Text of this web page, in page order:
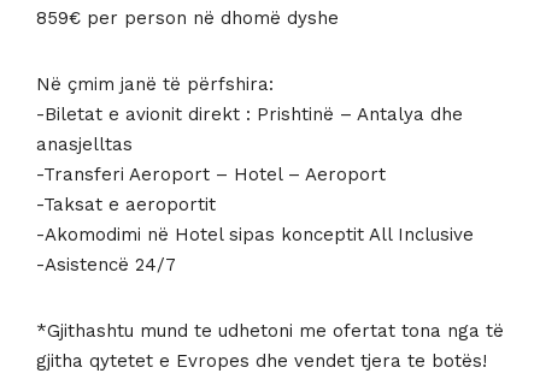
859€ per person në dhomë dyshe
Në çmim janë të përfshira:
-Biletat e avionit direkt : Prishtinë – Antalya dhe
anasjelltas
-Transferi Aeroport – Hotel – Aeroport
-Taksat e aeroportit
-Akomodimi në Hotel sipas konceptit All Inclusive
-Asistencë 24/7
*Gjithashtu mund te udhetoni me ofertat tona nga të
gjitha qytetet e Evropes dhe vendet tjera te botës!